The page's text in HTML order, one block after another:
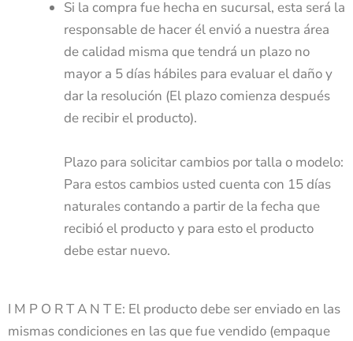
Si la compra fue hecha en sucursal, esta será la
responsable de hacer él envió a nuestra área
de calidad misma que tendrá un plazo no
mayor a 5 días hábiles para evaluar el daño y
dar la resolución (El plazo comienza después
de recibir el producto).
Plazo para solicitar cambios por talla o modelo:
Para estos cambios usted cuenta con 15 días
naturales contando a partir de la fecha que
recibió el producto y para esto el producto
debe estar nuevo.
I M P O R T A N T E: El producto debe ser enviado en las
mismas condiciones en las que fue vendido (empaque